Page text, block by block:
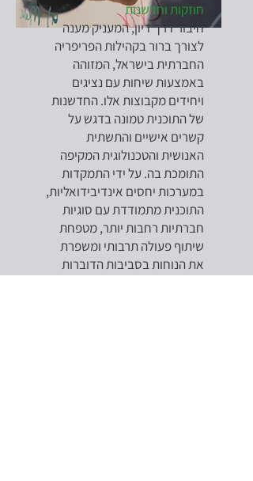
חוזקות וחדשנות
חיבור דרך דיון, המעניק מענה
לצורך ברור בקהילות הפריפריה
החברתית בישראל, המזוהה
באמצעות שיחות עם נציגים
ויחידים מקבוצות אלו. החדשנות
של התוכנית טמונה בדגש על
קשרים אישיים והתשתית
האנושית והטכנולוגית המקיפה
התומכת בה. על ידי התמקדות
במערכות יחסים אינדיבידואליות,
התוכנית מתמודדת עם סוגיות
חברתיות רחבות יותר, מטפחת
שיתוף פעולה תרבותי ומשפרת
את הנוחות בסביבות הדוברות